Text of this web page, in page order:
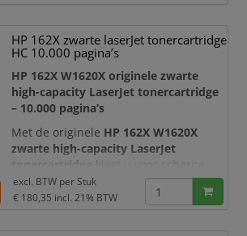
multifunctionals en is geschikt voor
huishoudens, kleine kantoren,
thuiswerkplekken en microbedrijven
die dagelijks duidelijke docu
HP 162X zwarte laserJet tonercartridge
HC 10.000 pagina’s
HP 162X W1620X originele zwarte
high-capacity LaserJet tonercartridge
– 10.000 pagina’s
Met de originele HP 162X W1620X
zwarte high-capacity LaserJet
tonercartridge
zwart-witafdrukken, betrouwbare
printerprestaties en een hoge
excl. BTW per Stuk
€ 180,35 incl. 21% BTW